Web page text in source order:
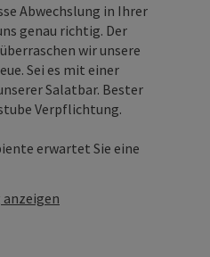
Abwechslung in Ihrer
genau richtig. Der
wir unsere
Sei es mit einer
Salatbar. Bester
Verpflichtung.
erwartet Sie eine